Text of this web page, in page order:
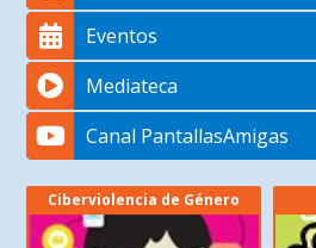
Eventos
Mediateca
Canal PantallasAmigas
Ciberviolencia de Género